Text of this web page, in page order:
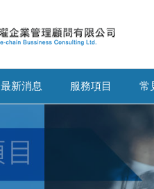
最新消息 服務項目 常